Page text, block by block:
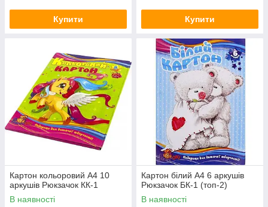
Купити Купити
Картон кольоровий А4 10
аркушів Рюкзачок КК-1
В наявності
Картон білий А4 6 аркушів
Рюкзачок БК-1 (топ-2)
В наявності